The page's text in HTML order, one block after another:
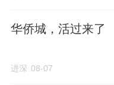
然没有前者那么炸
03
华侨城，活过来了
进深 08-07